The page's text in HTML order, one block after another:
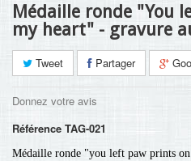
Médaille ronde "You
my heart" - gravure
Tweet Partager
Donnez votre avis
Référence TAG-021
Médaille ronde "you left paw prints